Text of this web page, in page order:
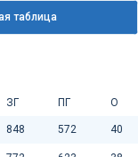
таблица
ЗГ ПГ О
848 572 40